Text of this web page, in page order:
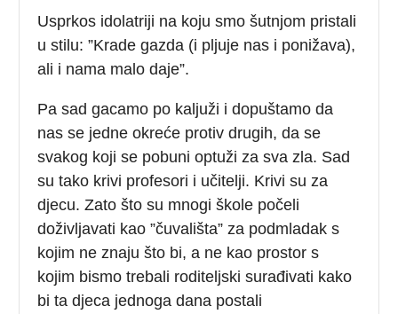
Usprkos idolatriji na koju smo šutnjom pristali
u stilu: ”Krade gazda (i pljuje nas i ponižava),
ali i nama malo daje”.
Pa sad gacamo po kaljuži i dopuštamo da
nas se jedne okreće protiv drugih, da se
svakog koji se pobuni optuži za sva zla. Sad
su tako krivi profesori i učitelji. Krivi su za
djecu. Zato što su mnogi škole počeli
doživljavati kao ”čuvališta” za podmladak s
kojim ne znaju što bi, a ne kao prostor s
kojim bismo trebali roditeljski surađivati kako
bi ta djeca jednoga dana postali